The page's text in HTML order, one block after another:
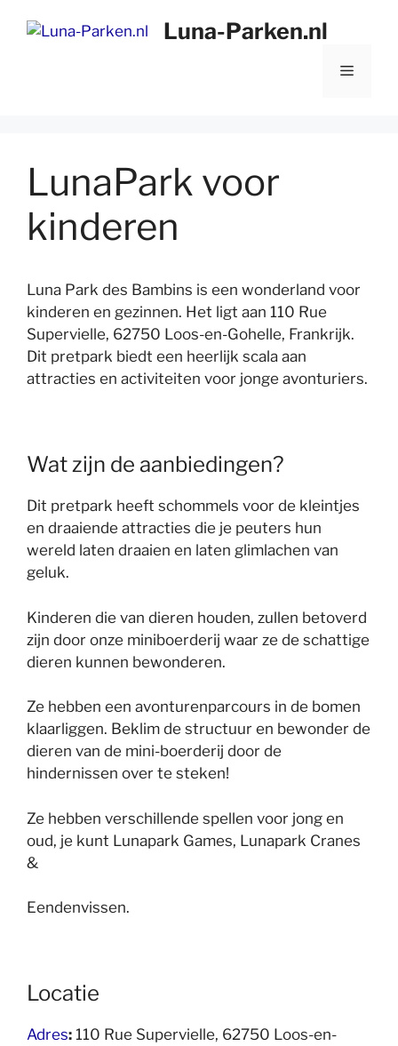
naar
Luna-Parken.nl
Menu
LunaPark voor
kinderen
Luna Park des Bambins is een wonderland voor
kinderen en gezinnen. Het ligt aan 110 Rue
Supervielle, 62750 Loos-en-Gohelle, Frankrijk.
Dit pretpark biedt een heerlijk scala aan
attracties en activiteiten voor jonge avonturiers.
Wat zijn de aanbiedingen?
Dit pretpark heeft schommels voor de kleintjes
en draaiende attracties die je peuters hun
wereld laten draaien en laten glimlachen van
geluk.
Kinderen die van dieren houden, zullen betoverd
zijn door onze miniboerderij waar ze de schattige
dieren kunnen bewonderen.
Ze hebben een avonturenparcours in de bomen
klaarliggen. Beklim de structuur en bewonder de
dieren van de mini-boerderij door de
hindernissen over te steken!
Ze hebben verschillende spellen voor jong en
oud, je kunt Lunapark Games, Lunapark Cranes
&
Eendenvissen.
Locatie
Adres: 110 Rue Supervielle, 62750 Loos-en-